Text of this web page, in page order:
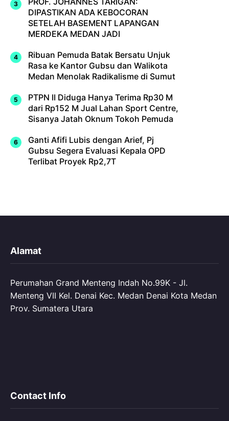
DIPASTIKAN ADA KEBOCORAN
SETELAH BASEMENT LAPANGAN
MERDEKA MEDAN JADI
Ribuan Pemuda Batak Bersatu Unjuk
Rasa ke Kantor Gubsu dan Walikota
Medan Menolak Radikalisme di Sumut
PTPN II Diduga Hanya Terima Rp30 M
dari Rp152 M Jual Lahan Sport Centre,
Sisanya Jatah Oknum Tokoh Pemuda
Ganti Afifi Lubis dengan Arief, Pj
Gubsu Segera Evaluasi Kepala OPD
Terlibat Proyek Rp2,7T
Alamat
Perumahan Grand Menteng Indah No.99K - Jl.
Menteng VII Kel. Denai Kec. Medan Denai Kota Medan
Prov. Sumatera Utara
Contact Info